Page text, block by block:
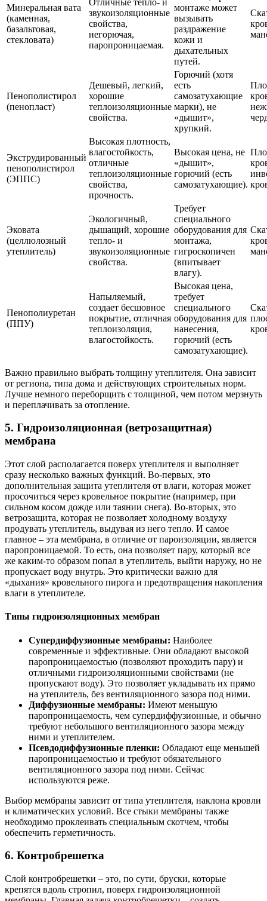
Минеральная вата
(каменная,
базальтовая,
стекловата)
звукоизоляционные
свойства,
негорючая,
паропроницаемая.
монтаже может
вызывать
раздражение
кожи и
дыхательных
путей.
Пенополистирол
(пенопласт)
Дешевый, легкий,
хорошие
теплоизоляционные
свойства.
Горючий (хотя
есть
самозатухающие
марки), не
«дышит»,
хрупкий.
Экструдированный
пенополистирол
(ЭППС)
Высокая плотность,
влагостойкость,
отличные
теплоизоляционные
свойства,
прочность.
Высокая цена, не
«дышит»,
горючий (есть
самозатухающие).
Эковата
(целлюлозный
утеплитель)
Экологичный,
дышащий, хорошие
тепло- и
звукоизоляционные
свойства.
Требует
специального
оборудования для
монтажа,
гигроскопичен
(впитывает
влагу).
Пенополиуретан
(ППУ)
Напыляемый,
создает бесшовное
покрытие, отличная
теплоизоляция,
влагостойкость.
Высокая цена,
требует
специального
оборудования для
нанесения,
горючий (есть
самозатухающие).
Важно правильно выбрать толщину утеплителя. Она зависит
от региона, типа дома и действующих строительных норм.
Лучше немного переборщить с толщиной, чем потом мерзнуть
и переплачивать за отопление.
5. Гидроизоляционная (ветрозащитная)
мембрана
Этот слой располагается поверх утеплителя и выполняет
сразу несколько важных функций. Во-первых, это
дополнительная защита утеплителя от влаги, которая может
просочиться через кровельное покрытие (например, при
сильном косом дожде или таянии снега). Во-вторых, это
ветрозащита, которая не позволяет холодному воздуху
продувать утеплитель, выдувая из него тепло. И самое
главное – эта мембрана, в отличие от пароизоляции, является
паропроницаемой. То есть, она позволяет пару, который все
же каким-то образом попал в утеплитель, выйти наружу, но не
пропускает воду внутрь. Это критически важно для
«дыхания» кровельного пирога и предотвращения накопления
влаги в утеплителе.
Типы гидроизоляционных мембран
Супердиффузионные мембраны: Наиболее
современные и эффективные. Они обладают высокой
паропроницаемостью (позволяют проходить пару) и
отличными гидроизоляционными свойствами (не
пропускают воду). Это позволяет укладывать их прямо
на утеплитель, без вентиляционного зазора под ними.
Диффузионные мембраны: Имеют меньшую
паропроницаемость, чем супердиффузионные, и обычно
требуют небольшого вентиляционного зазора между
ними и утеплителем.
Псевдодиффузионные пленки: Обладают еще меньшей
паропроницаемостью и требуют обязательного
вентиляционного зазора под ними. Сейчас
используются реже.
Выбор мембраны зависит от типа утеплителя, наклона кровли
и климатических условий. Все стыки мембраны также
необходимо проклеивать специальным скотчем, чтобы
обеспечить герметичность.
6. Контробрешетка
Слой контробрешетки – это, по сути, бруски, которые
крепятся вдоль стропил, поверх гидроизоляционной